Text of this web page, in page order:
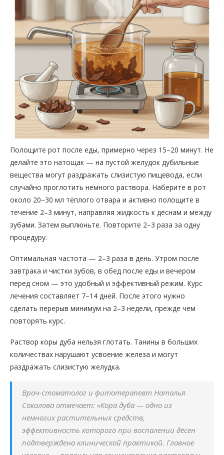
Полощите рот после еды, примерно через 15–20 минут. Не
делайте это натощак — на пустой желудок дубильные
вещества могут раздражать слизистую пищевода, если
случайно проглотить немного раствора. Наберите в рот
около 20–30 мл тёплого отвара и активно полощите в
течение 2–3 минут, направляя жидкость к дёснам и между
зубами. Затем выплюньте. Повторите 2–3 раза за одну
процедуру.
Оптимальная частота — 2–3 раза в день. Утром после
завтрака и чистки зубов, в обед после еды и вечером
перед сном — это удобный и эффективный режим. Курс
лечения составляет 7–14 дней. После этого нужно
сделать перерыв минимум на 2–3 недели, прежде чем
повторять курс.
Раствор коры дуба нельзя глотать. Танины в больших
количествах нарушают усвоение железа и могут
раздражать слизистую желудка.
Врач-стоматолог и фитотерапевт Наталья
Соколова отмечает: «Кора дуба — одно из
немногих растительных средств,
эффективность которого при воспалении дёсен
подтверждена клинической практикой. Главное